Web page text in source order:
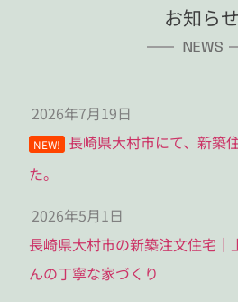
お知らせ
NEWS
2026年7月19日
NEW!
長崎県大村市にて、新築
た。
2026年5月1日
長崎県大村市の新築注文住宅｜
んの丁寧な家づくり